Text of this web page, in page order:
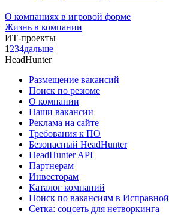
О компаниях в игровой форме
Жизнь в компании
ИТ-проекты
1 234дальше
HeadHunter
Размещение вакансий
Поиск по резюме
О компании
Наши вакансии
Реклама на сайте
Требования к ПО
Безопасный HeadHunter
HeadHunter API
Партнерам
Инвесторам
Каталог компаний
Поиск по вакансиям в Исправной
Сетка: соцсеть для нетворкинга